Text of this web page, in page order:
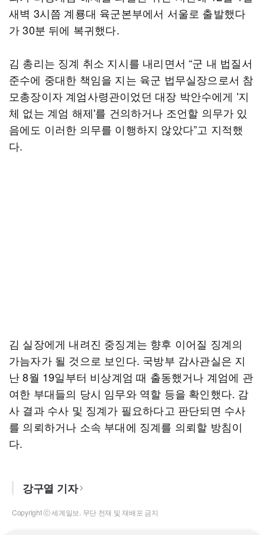
새벽 3시쯤 계룡대 육군본부에서 서울로 출발했다
가 30분 뒤에 복귀했다.
김 총리는 징계 취소 지시를 내리면서 “군 내 법질서
준수에 중대한 책임을 지는 육군 법무실장으로서 참
모총장이자 계엄사령관이었던 대장 박안수에게 '지
체 없는 계엄 해제'를 건의하거나 조언할 의무가 있
음에도 이러한 의무를 이행하지 않았다”고 지적했
다.
김 실장에게 내려진 중징계는 향후 이어질 징계의
가늠자가 될 것으로 보인다. 국방부 감사관실은 지
난 8월 19일부터 비상계엄 때 출동했거나 계엄에 관
여한 부대들의 당시 임무와 역할 등을 확인했다. 감
사 결과 수사 및 징계가 필요하다고 판단되면 수사
를 의뢰하거나 소속 부대에 징계를 의뢰할 방침이
다.
강구열 기자
Copyright ⓒ 세계일보. 무단 전재 및 재배포 금지